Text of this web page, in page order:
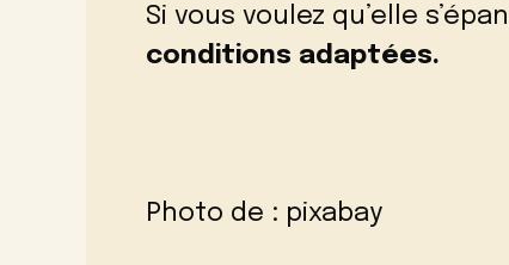
Si vous voulez qu’elle
conditions adaptées.
Photo de : pixabay